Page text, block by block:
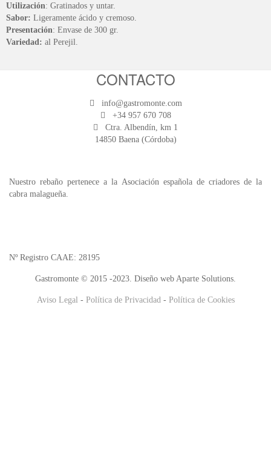
Utilización: Gratinados y untar.
Sabor: Ligeramente ácido y cremoso.
Presentación: Envase de 300 gr.
Variedad: al Perejil.
CONTACTO
info@gastromonte.com
+34 957 670 708
Ctra. Albendín, km 1
14850 Baena (Córdoba)
Nuestro rebaño pertenece a la Asociación española de criadores de la
cabra malagueña.
Nº Registro CAAE: 28195
Gastromonte © 2015 -2023. Diseño web Aparte Solutions.
Aviso Legal - Política de Privacidad - Política de Cookies